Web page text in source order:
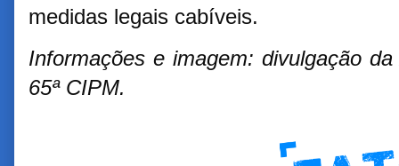
medidas legais cabíveis.
Informações e imagem: divulgação
65ª CIPM.